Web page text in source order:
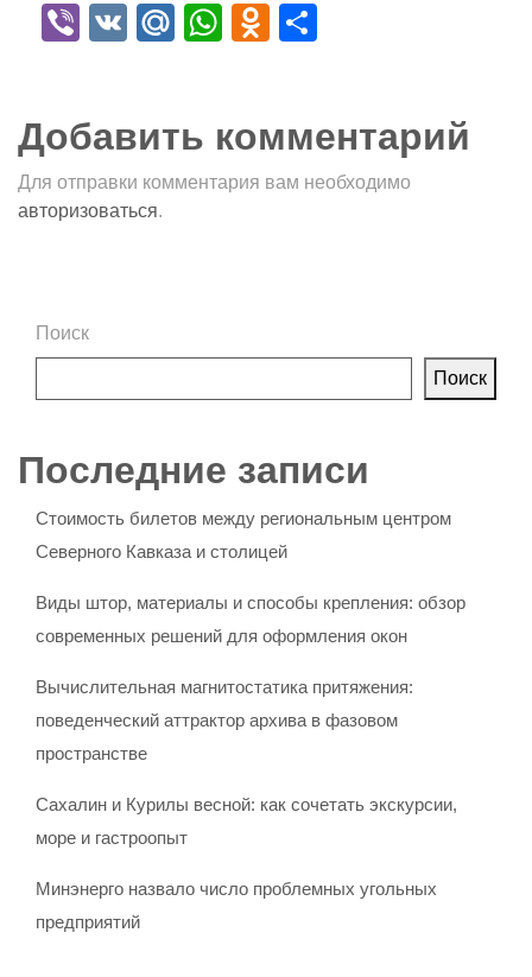
Viber
VK Mail.Ru
WhatsApp
Odnoklassniki
Добавить комментарий
Для отправки комментария вам необходимо
авторизоваться.
Поиск
Поиск
Последние записи
Стоимость билетов между региональным центром
Северного Кавказа и столицей
Виды штор, материалы и способы крепления: обзор
современных решений для оформления окон
Вычислительная магнитостатика притяжения:
поведенческий аттрактор архива в фазовом
пространстве
Сахалин и Курилы весной: как сочетать экскурсии,
море и гастроопыт
Минэнерго назвало число проблемных угольных
предприятий